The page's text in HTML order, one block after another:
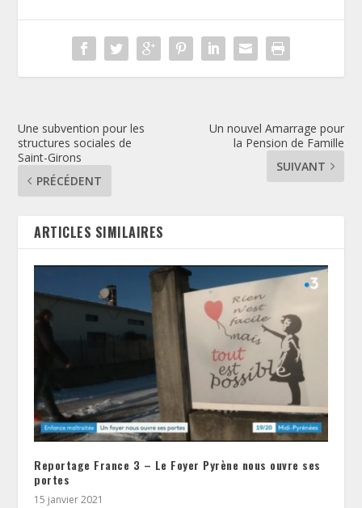
Une subvention pour les
structures sociales de
Saint-Girons
PRÉCÉDENT
Un nouvel Amarrage pour
la Pension de Famille
SUIVANT
ARTICLES SIMILAIRES
Reportage France 3 – Le Foyer Pyrène nous ouvre ses
portes
15 janvier 2021